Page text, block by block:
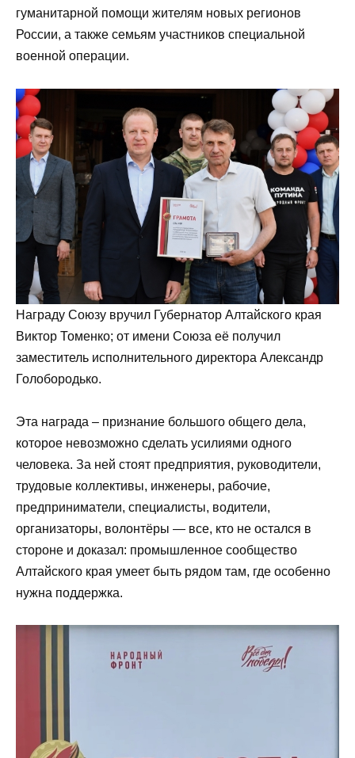
гуманитарной помощи жителям новых регионов
России, а также семьям участников специальной
военной операции.
Награду Союзу вручил Губернатор Алтайского края
Виктор Томенко; от имени Союза её получил
заместитель исполнительного директора Александр
Голобородько.
Эта награда – признание большого общего дела,
которое невозможно сделать усилиями одного
человека. За ней стоят предприятия, руководители,
трудовые коллективы, инженеры, рабочие,
предприниматели, специалисты, водители,
организаторы, волонтёры — все, кто не остался в
стороне и доказал: промышленное сообщество
Алтайского края умеет быть рядом там, где особенно
нужна поддержка.